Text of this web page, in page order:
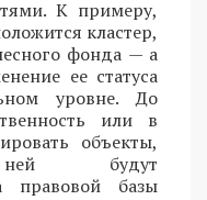
К примеру,
кластер,
фонда — а
ее статуса
уровне. До
или в
объекты,
будут
правовой базы